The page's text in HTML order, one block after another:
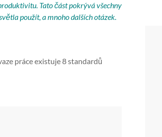
Tato část pokrývá všechny
použít, a mnoho dalších otázek.
práce existuje 8 standardů